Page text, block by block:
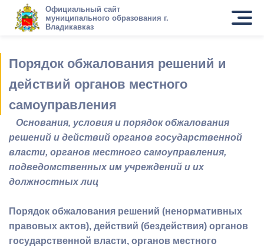
Официальный сайт
муниципального образования г.
Владикавказ
Порядок обжалования решений и
действий органов местного
самоуправления
Основания, условия и порядок обжалования
решений и действий органов государственной
власти, органов местного самоуправления,
подведомственных им учреждений и их
должностных лиц
Порядок обжалования решений (ненормативных
правовых актов), действий (бездействия) органов
государственной власти, органов местного